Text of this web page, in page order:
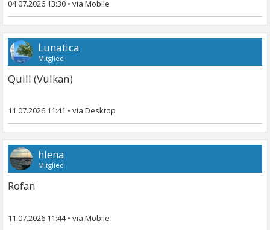
04.07.2026 13:30 •
Lunatica
Mitglied
Quill (Vulkan)
11.07.2026 11:41 •
hlena
Mitglied
Rofan
11.07.2026 11:44•